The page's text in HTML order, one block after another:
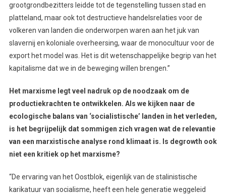
grootgrondbezitters leidde tot de tegenstelling tussen stad en
platteland, maar ook tot destructieve handelsrelaties voor de
volkeren van landen die onderworpen waren aan het juk van
slavernij en koloniale overheersing, waar de monocultuur voor de
export het model was. Het is dit wetenschappelijke begrip van het
kapitalisme dat we in de beweging willen brengen.”
Het marxisme legt veel nadruk op de noodzaak om de
productiekrachten te ontwikkelen. Als we kijken naar de
ecologische balans van ‘socialistische’ landen in het verleden,
is het begrijpelijk dat sommigen zich vragen wat de relevantie
van een marxistische analyse rond klimaat is. Is degrowth ook
niet een kritiek op het marxisme?
“De ervaring van het Oostblok, eigenlijk van de stalinistische
karikatuur van socialisme, heeft een hele generatie weggeleid